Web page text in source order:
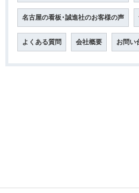
名古屋の看板･誠進社のお客様の声
よくある質問 会社概要 お問い